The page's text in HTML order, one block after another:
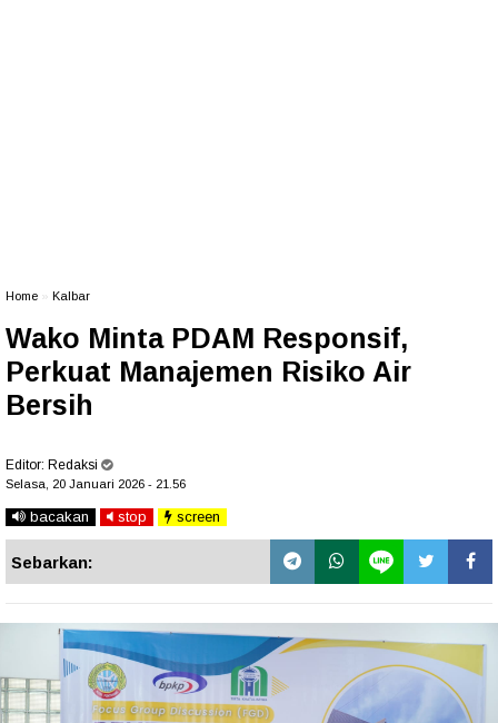
Home Kalbar
Wako Minta PDAM Responsif,
Perkuat Manajemen Risiko Air
Bersih
Editor: Redaksi
Selasa, 20 Januari 2026 - 21.56
bacakan stop screen
Sebarkan: